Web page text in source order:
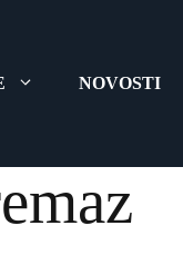
NOVOSTI